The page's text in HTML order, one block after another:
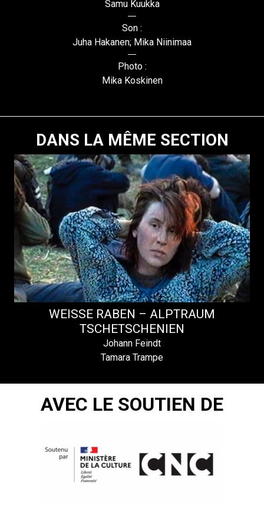
Samu Kuukka
Son :
Juha Hakanen; Mika Niinimaa
Photo :
Mika Koskinen
DANS LA MÊME SECTION
WEISSE RABEN – ALPTRAUM
TSCHETSCHENIEN
Johann Feindt
Tamara Trampe
AVEC LE SOUTIEN DE